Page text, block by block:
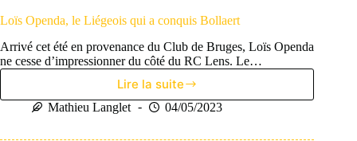
Loïs Openda, le Liégeois qui a conquis Bollaert
Arrivé cet été en provenance du Club de Bruges, Loïs Openda
ne cesse d’impressionner du côté du RC Lens. Le…
Lire la suite
Loïs
Openda,
Liégeois
Mathieu Langlet 04/05/2023